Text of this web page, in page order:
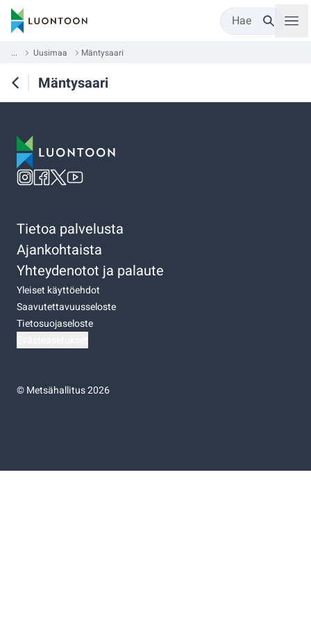
Hae
... Uusimaa Mäntysaari
Mäntysaari
Tietoa palvelusta
Ajankohtaista
Yhteydenotot ja palaute
Yleiset käyttöehdot
Saavutettavuusseloste
Tietosuojaseloste
©Metsähallitus 2026